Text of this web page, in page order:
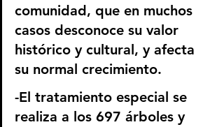
comunidad, que en muchos
casos desconoce su valor
histórico y cultural, y afecta
su normal crecimiento.
-El tratamiento especial se
realiza a los 697 árboles y